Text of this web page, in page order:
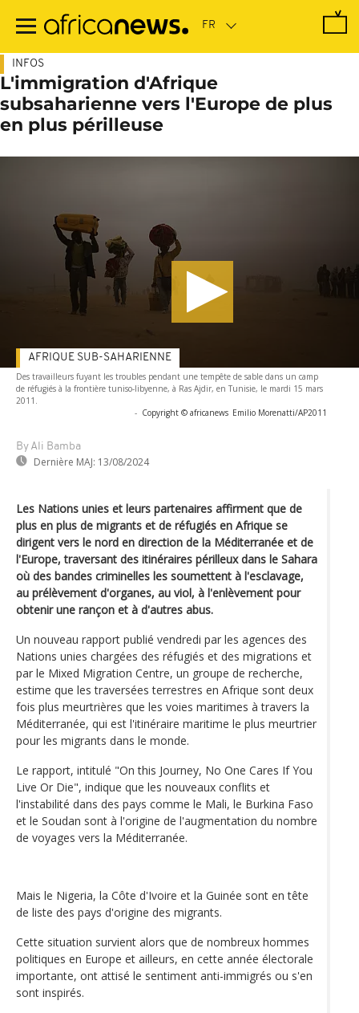
contenu
INFOS
L'immigration d'Afrique
subsaharienne vers l'Europe de plus
en plus périlleuse
Des travailleurs fuyant les troubles pendant une tempête de sable dans un camp
de réfugiés à la frontière tuniso-libyenne, à Ras Ajdir, en Tunisie, le mardi 15 mars
2011.
- Copyright © africanews Emilio Morenatti/AP2011
By Ali Bamba
Dernière MAJ: 13/08/2024
AFRIQUE SUB-SAHARIENNE
Les Nations unies et leurs partenaires affirment que de
plus en plus de migrants et de réfugiés en Afrique se
dirigent vers le nord en direction de la Méditerranée et de
l'Europe, traversant des itinéraires périlleux dans le Sahara
où des bandes criminelles les soumettent à l'esclavage,
au prélèvement d'organes, au viol, à l'enlèvement pour
obtenir une rançon et à d'autres abus.
Un nouveau rapport publié vendredi par les agences des
Nations unies chargées des réfugiés et des migrations et
par le Mixed Migration Centre, un groupe de recherche,
estime que les traversées terrestres en Afrique sont deux
fois plus meurtrières que les voies maritimes à travers la
Méditerranée, qui est l'itinéraire maritime le plus meurtrier
pour les migrants dans le monde.
Le rapport, intitulé "On this Journey, No One Cares If You
Live Or Die", indique que les nouveaux conflits et
l'instabilité dans des pays comme le Mali, le Burkina Faso
et le Soudan sont à l'origine de l'augmentation du nombre
de voyages vers la Méditerranée.
Mais le Nigeria, la Côte d'Ivoire et la Guinée sont en tête
de liste des pays d'origine des migrants.
Cette situation survient alors que de nombreux hommes
politiques en Europe et ailleurs, en cette année électorale
importante, ont attisé le sentiment anti-immigrés ou s'en
sont inspirés.